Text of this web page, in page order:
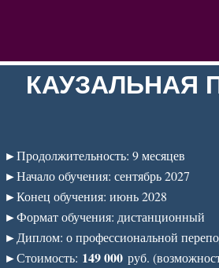
КАУЗАЛЬНАЯ
►Продолжительность: 9 месяцев
►Начало обучения: сентябрь 2027
►Конец обучения: июнь 2028
►Формат обучения: дистанционный
►Диплом: о профессиональной
►Стоимость: 149 000 руб.